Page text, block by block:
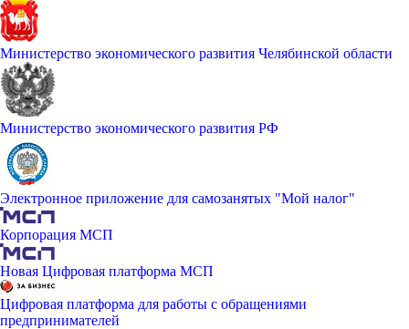
Министерство экономического развития Челябинской области
Министерство экономического развития РФ
Электронное приложение для самозанятых "Мой налог"
Корпорация МСП
Новая Цифровая платформа МСП
Цифровая платформа для работы с обращениями
предпринимателей